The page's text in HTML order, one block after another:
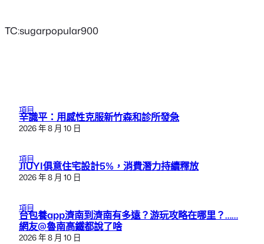
TC:sugarpopular900
項目
辛識平：用感性克服新竹森和診所發急
2026 年 8 月 10 日
項目
JIUYI俱意住宅設計5%，消費潛力持續釋放
2026 年 8 月 10 日
項目
台包養app濟南到濟南有多遠？游玩攻略在哪里？……
網友@魯南高鐵都說了啥
2026 年 8 月 10 日